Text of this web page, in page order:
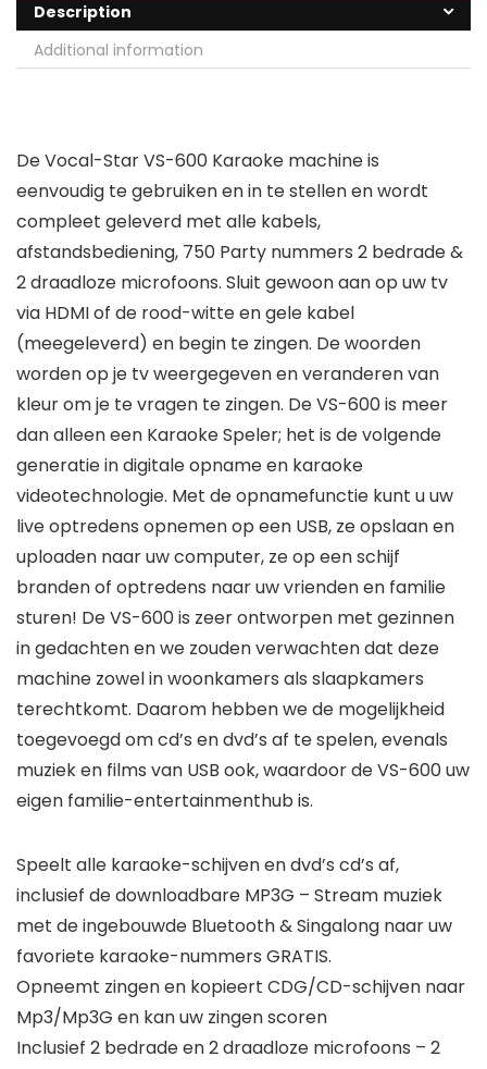
Description
Additional information
De Vocal-Star VS-600 Karaoke machine is
eenvoudig te gebruiken en in te stellen en wordt
compleet geleverd met alle kabels,
afstandsbediening, 750 Party nummers 2 bedrade &
2 draadloze microfoons. Sluit gewoon aan op uw tv
via HDMI of de rood-witte en gele kabel
(meegeleverd) en begin te zingen. De woorden
worden op je tv weergegeven en veranderen van
kleur om je te vragen te zingen. De VS-600 is meer
dan alleen een Karaoke Speler; het is de volgende
generatie in digitale opname en karaoke
videotechnologie. Met de opnamefunctie kunt u uw
live optredens opnemen op een USB, ze opslaan en
uploaden naar uw computer, ze op een schijf
branden of optredens naar uw vrienden en familie
sturen! De VS-600 is zeer ontworpen met gezinnen
in gedachten en we zouden verwachten dat deze
machine zowel in woonkamers als slaapkamers
terechtkomt. Daarom hebben we de mogelijkheid
toegevoegd om cd’s en dvd’s af te spelen, evenals
muziek en films van USB ook, waardoor de VS-600 uw
eigen familie-entertainmenthub is.
Speelt alle karaoke-schijven en dvd’s cd’s af,
inclusief de downloadbare MP3G – Stream muziek
met de ingebouwde Bluetooth & Singalong naar uw
favoriete karaoke-nummers GRATIS.
Opneemt zingen en kopieert CDG/CD-schijven naar
Mp3/Mp3G en kan uw zingen scoren
Inclusief 2 bedrade en 2 draadloze microfoons – 2